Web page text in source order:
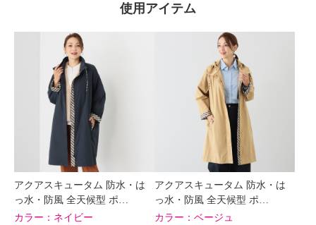
使用アイテム
アクアスキュータム 防水・は
っ水・防風 全天候型 ポ…
カラー： ネイビー
アクアスキュータム 防水・は
っ水・防風 全天候型 ポ…
カラー： ベージュ